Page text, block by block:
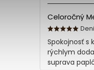
Spokojnosť s
rýchlym
suprava